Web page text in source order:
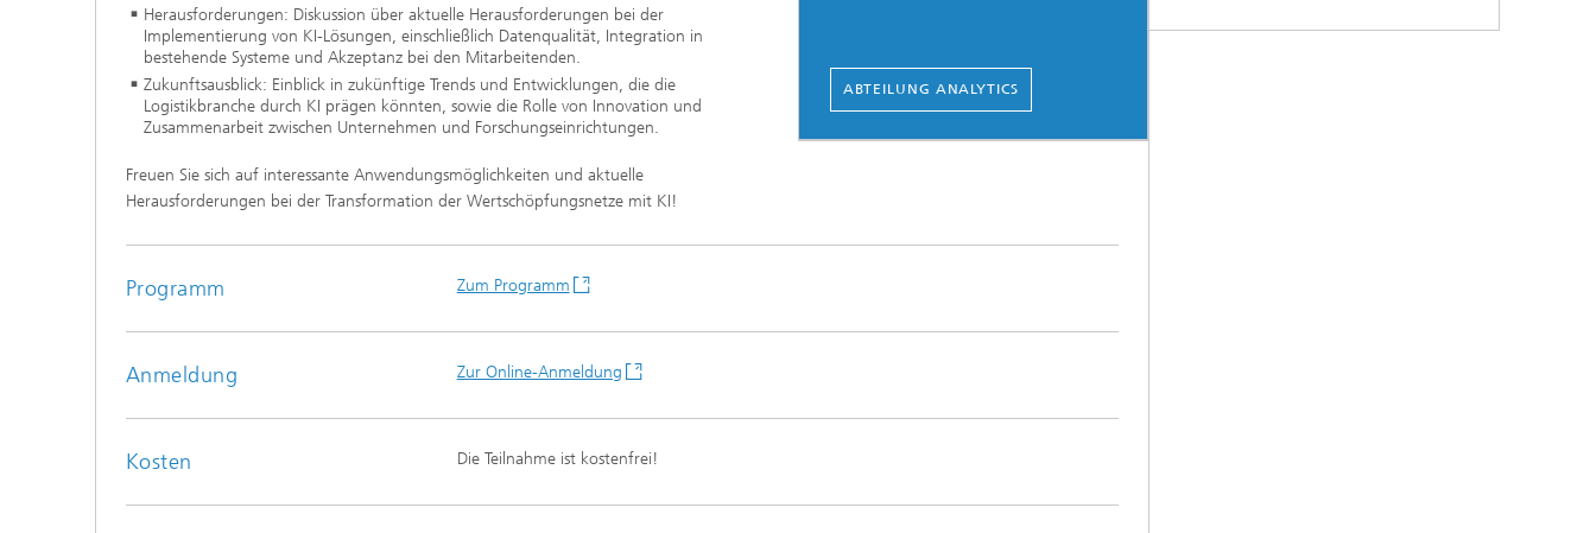
Herausforderungen: Diskussion über aktuelle Herausforderungen bei der
Implementierung von KI-Lösungen, einschließlich Datenqualität, Integration in
bestehende Systeme und Akzeptanz bei den Mitarbeitenden.
Zukunftsausblick: Einblick in zukünftige Trends und Entwicklungen, die die
Logistikbranche durch KI prägen könnten, sowie die Rolle von Innovation und
Zusammenarbeit zwischen Unternehmen und Forschungseinrichtungen.
Freuen Sie sich auf interessante Anwendungsmöglichkeiten und aktuelle
Herausforderungen bei der Transformation der Wertschöpfungsnetze mit KI!
ABTEILUNG ANALYTICS
Programm Zum Programm
Anmeldung Zur Online-Anmeldung
Kosten Die Teilnahme ist kostenfrei!